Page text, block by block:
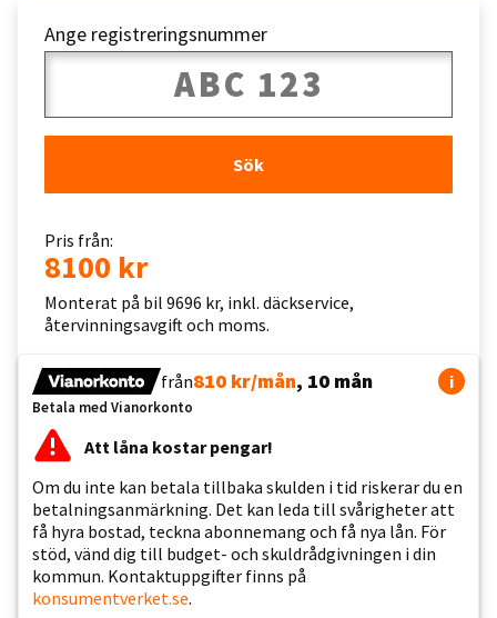
Ange registreringsnummer
Sök
Pris från:
8100 kr
Monterat på bil 9696 kr, inkl. däckservice,
återvinningsavgift och moms.
från810 kr/mån, 10 mån i
Betala med Vianorkonto
Att låna kostar pengar!
Om du inte kan betala tillbaka skulden i tid riskerar du en
betalningsanmärkning. Det kan leda till svårigheter att
få hyra bostad, teckna abonnemang och få nya lån. För
stöd, vänd dig till budget- och skuldrådgivningen i din
kommun. Kontaktuppgifter finns på
konsumentverket.se.